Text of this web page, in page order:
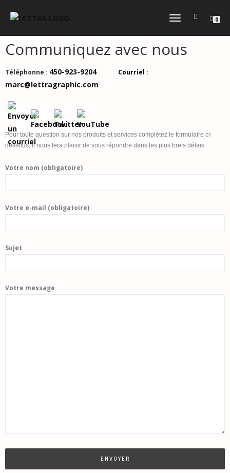
DÉPLIER
NAVIGATION
0
Communiquez avec nous
Téléphonne : 450-923-9204 Courriel :
marc@lettragraphic.com
Pour toute question sur nos produits et services complétez le formulaire ci-
dessous, il nous fera plaisir de vous répondre dans les plus brefs délais.
Votre nom (obligatoire)
Votre e-mail (obligatoire)
Sujet
Votre message